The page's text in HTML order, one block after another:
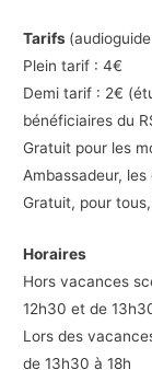
Tarifs
Plein tarif : 4€
Demi tarif : 2€
bénéficiaires du
Gratuit pour les
Ambassadeur,
Gratuit, pour
Horaires
Hors vacances
12h30 et de
Lors des
de 13h30 à 18h